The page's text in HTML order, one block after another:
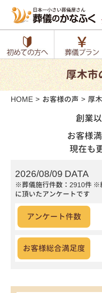
厚木市
HOME お客様の声 厚
創業
お客様
現在も
2026/08/09 DATA
※葬儀施行件数：2910件 ※
に頂いたアンケートです
アンケート件数
お客様総合満足度